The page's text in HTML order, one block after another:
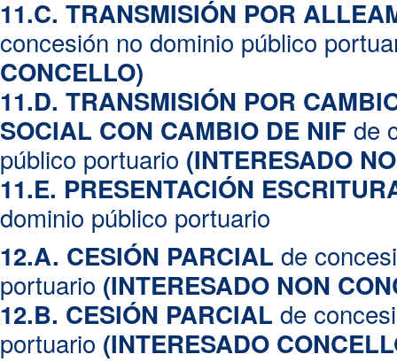
11.C. TRANSMISIÓN POR
concesión no dominio público
CONCELLO)
11.D. TRANSMISIÓN POR
SOCIAL CON CAMBIO DE NIF de
público portuario (INTERESADO
11.E. PRESENTACIÓN
dominio público portuario
12.A. CESIÓN PARCIAL de
portuario (INTERESADO NON
12.B. CESIÓN PARCIAL de
portuario (INTERESADO